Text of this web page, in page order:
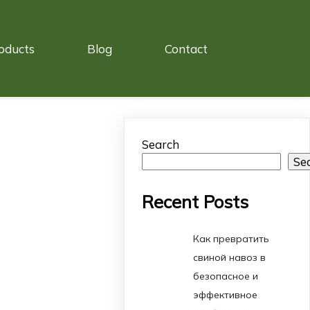
Blog Contact
Search
Recent Posts
Как превратить
свиной навоз в
безопасное и
эффективное